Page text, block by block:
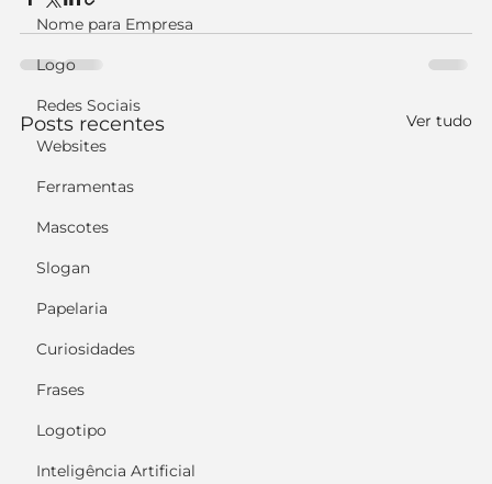
Nome para Empresa
Logo
Redes Sociais
Websites
Ferramentas
Mascotes
Slogan
Papelaria
Curiosidades
Frases
Logotipo
Inteligência Artificial
Posts recentes Ver tudo